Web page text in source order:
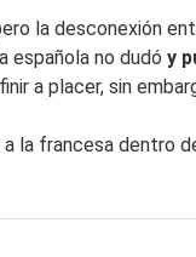
la desconexión
española no dudó y
a placer, sin
la francesa dentro